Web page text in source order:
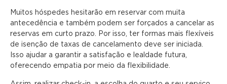
Muitos hóspedes hesitarão em reservar com muita
antecedência e também podem ser forçados a cancelar as
reservas em curto prazo. Por isso, ter formas mais flexíveis
de isenção de taxas de cancelamento deve ser iniciada.
Isso ajudar a garantir a satisfação e lealdade futura,
oferecendo empatia por meio da flexibilidade.